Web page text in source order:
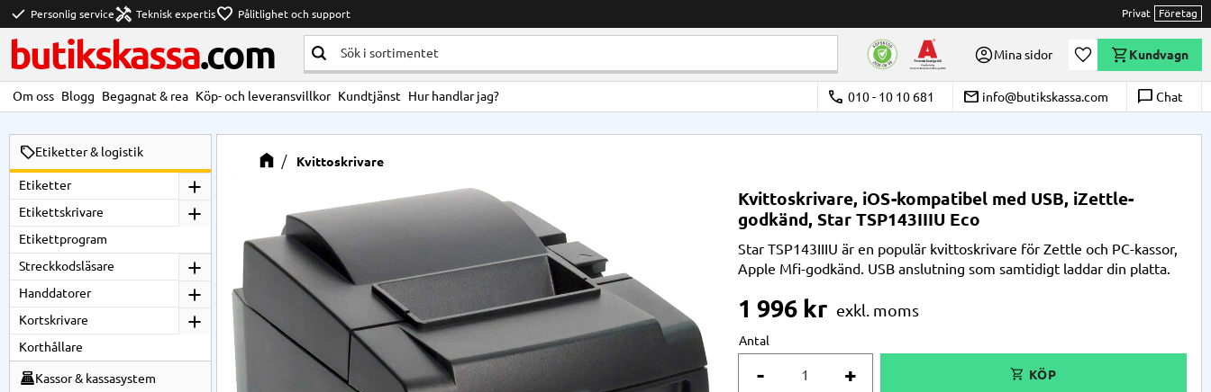
check Personlig servicehandyman Teknisk expertisfavorite Pålitlighet och support Privat Företag
butikskassa.com Mina sidor Önskelista
Kundvagn
Om oss Blogg Begagnat & rea Köp- och leveransvillkor Kundtjänst Hur handlar jag? call 010 - 10 10 681 email info@butikskassa.com chat_bubble_outline Chat
Kvittoskrivare
Kvittoskrivare, iOS-kompatibel med USB, iZettle-
godkänd, Star TSP143IIIU Eco
Star TSP143IIIU är en populär kvittoskrivare för Zettle och PC-kassor,
Apple Mfi-godkänd. USB anslutning som samtidigt laddar din platta.
1 996kr
Antal
+
-
Etiketter & logistik
Etiketter
Etikettskrivare
Etikettprogram
Streckkodsläsare
Handdatorer
Kortskrivare
Korthållare
Kassor & kassasystem